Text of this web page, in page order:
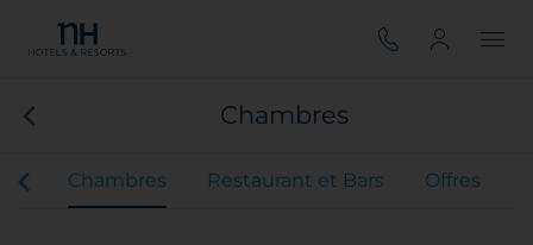
Chambres
Chambres Restaurant et Bars Offres